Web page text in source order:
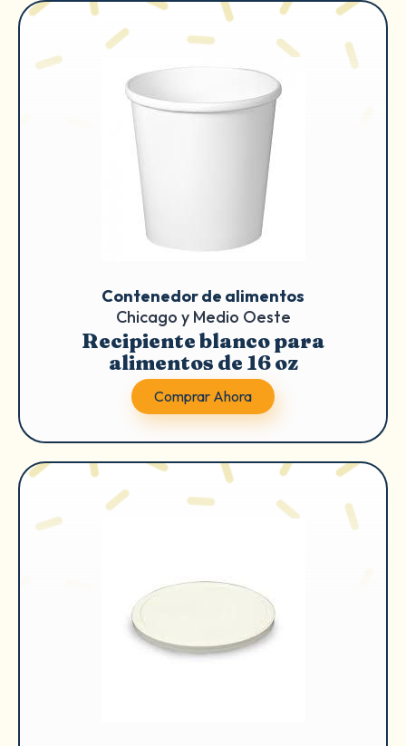
Contenedor de alimentos
Chicago y Medio Oeste
Recipiente blanco para
alimentos de 16 oz
Comprar Ahora